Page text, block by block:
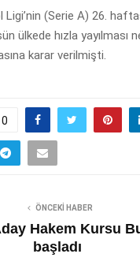
(Serie A) 26.
ülkede hızla yayılması
karar verilmişti.
0
ÖNCEKI HABER
Hakem Kursu
başladı